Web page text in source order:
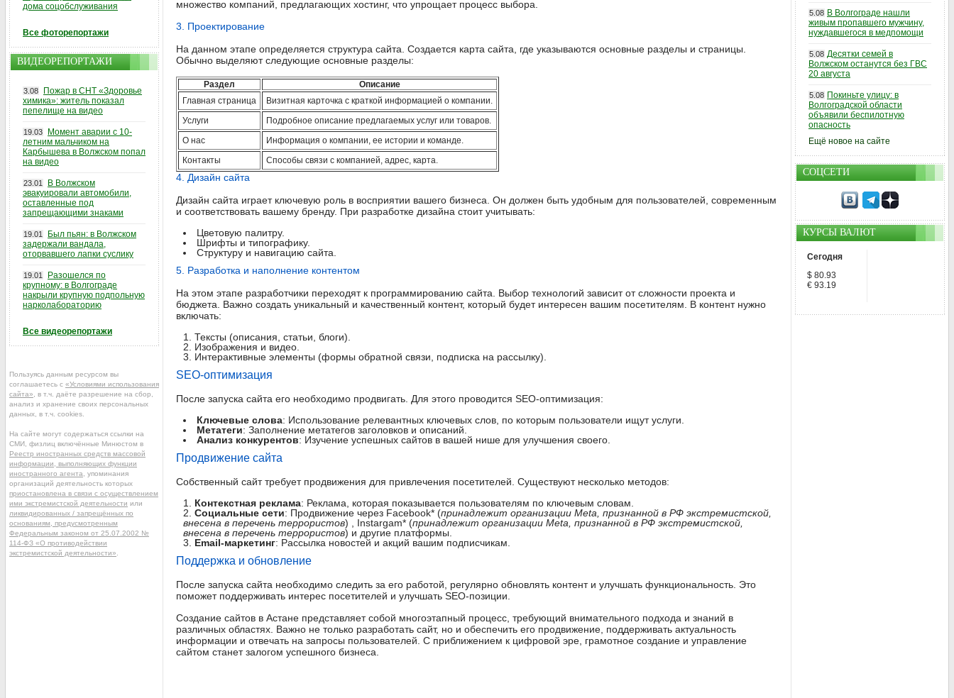
множество компаний, предлагающих хостинг, что упрощает процесс выбора.
3. Проектирование
На данном этапе определяется структура сайта. Создается карта сайта, где указываются основные разделы и страницы.
Обычно выделяют следующие основные разделы:
Раздел
Описание
Главная страница
Визитная карточка с краткой информацией о компании.
Услуги
Подробное описание предлагаемых услуг или товаров.
О нас
Информация о компании, ее истории и команде.
Контакты
Способы связи с компанией, адрес, карта.
4. Дизайн сайта
Дизайн сайта играет ключевую роль в восприятии вашего бизнеса. Он должен быть удобным для пользователей, современным
и соответствовать вашему бренду. При разработке дизайна стоит учитывать:
Цветовую палитру.
Шрифты и типографику.
Структуру и навигацию сайта.
5. Разработка и наполнение контентом
На этом этапе разработчики переходят к программированию сайта. Выбор технологий зависит от сложности проекта и
бюджета. Важно создать уникальный и качественный контент, который будет интересен вашим посетителям. В контент нужно
включать:
Тексты (описания, статьи, блоги).
Изображения и видео.
Интерактивные элементы (формы обратной связи, подписка на рассылку).
SEO-оптимизация
После запуска сайта его необходимо продвигать. Для этого проводится SEO-оптимизация:
Ключевые слова: Использование релевантных ключевых слов, по которым пользователи ищут услуги.
Метатеги: Заполнение метатегов заголовков и описаний.
Анализ конкурентов: Изучение успешных сайтов в вашей нише для улучшения своего.
Продвижение сайта
Собственный сайт требует продвижения для привлечения посетителей. Существуют несколько методов:
Контекстная реклама: Реклама, которая показывается пользователям по ключевым словам.
Социальные сети: Продвижение через Facebook* (принадлежит организации Meta, признанной в РФ экстремистской,
внесена в перечень террористов) , Instargam* (принадлежит организации Meta, признанной в РФ экстремистской,
внесена в перечень террористов) и другие платформы.
Email-маркетинг: Рассылка новостей и акций вашим подписчикам.
Поддержка и обновление
После запуска сайта необходимо следить за его работой, регулярно обновлять контент и улучшать функциональность. Это
поможет поддерживать интерес посетителей и улучшать SEO-позиции.
Создание сайтов в Астане представляет собой многоэтапный процесс, требующий внимательного подхода и знаний в
различных областях. Важно не только разработать сайт, но и обеспечить его продвижение, поддерживать актуальность
информации и отвечать на запросы пользователей. С приближением к цифровой эре, грамотное создание и управление
сайтом станет залогом успешного бизнеса.
дома соцобслуживания
Все фоторепортажи
ВИДЕОРЕПОРТАЖИ
3.08
Пожар в СНТ «Здоровье
химика»: житель показал
пепелище на видео
19.03
Момент аварии с 10-
летним мальчиком на
Карбышева в Волжском попал
на видео
23.01
В Волжском
эвакуировали автомобили,
оставленные под
запрещающими знаками
19.01
Был пьян: в Волжском
задержали вандала,
оторвавшего лапки суслику
19.01
Разошелся по
крупному: в Волгограде
накрыли крупную подпольную
нарколабораторию
Все видеорепортажи
Пользуясь данным ресурсом вы
соглашаетесь с «Условиями использования
сайта» , в т.ч. даёте разрешение на сбор,
анализ и хранение своих персональных
данных, в т.ч. cookies.
На сайте могут содержаться ссылки на
СМИ, физлиц включённые Минюстом в
Реестр иностранных средств массовой
информации, выполняющих функции
иностранного агента , упоминания
организаций деятельность которых
приостановлена в связи с осуществлением
ими экстремистской деятельности или
ликвидированных / запрещённых по
основаниям, предусмотренным
Федеральным законом от 25.07.2002 №
114-ФЗ «О противодействии
экстремистской деятельности»
5.08 В Волгограде нашли
живым пропавшего мужчину,
нуждавшегося в медпомощи
5.08 Десятки семей в
Волжском останутся без ГВС
20 августа
5.08 Покиньте улицу: в
Волгоградской области
объявили беспилотную
опасность
Ещё новое на сайте
СОЦСЕТИ
КУРСЫ ВАЛЮТ
Сегодня
$ 80.93
€ 93.19